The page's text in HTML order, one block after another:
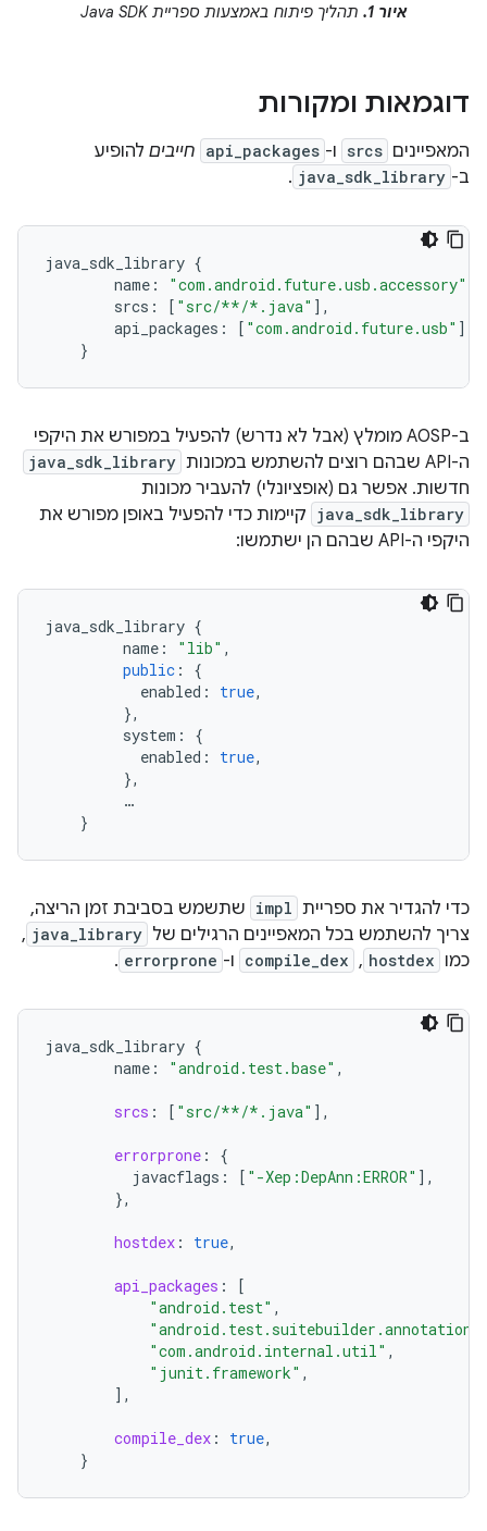
איור 1. תהליך פיתוח באמצעות ספריית Java SDK
דוגמאות ומקורות
המאפיינים srcs ו- api_packages חייבים להופיע
ב- java_sdk_library
.
java_sdk_library {
name : "com.android.future.usb.accessory"
srcs : [ "src/**/*.java" ] ,
api_packages : [ "com.android.future.usb" ]
}
ב-AOSP מומלץ (אבל לא נדרש) להפעיל במפורש את היקפי
ה-API שבהם רוצים להשתמש במכונות
java_sdk_library
חדשות. אפשר גם (אופציונלי) להעביר מכונות
java_sdk_library קיימות כדי להפעיל באופן מפורש את
היקפי ה-API שבהם הן ישתמשו:
java_sdk_library {
name : "lib" ,
public :
{
enabled : true,
},
system :
{
enabled : true,
},
…
}
כדי להגדיר את ספריית impl שתשמש בסביבת זמן הריצה,
צריך להשתמש בכל המאפיינים הרגילים של java_library
,
כמו hostdex
,‏
compile_dex ו- errorprone
.
java_sdk_library {
name : "android.test.base" ,
srcs : [ "src/**/*.java" ] ,
errorprone :
{
javacflags : [ "-Xep:DepAnn:ERROR" ] ,
},
hostdex : true,
api_packages :
[
"android.test" ,
"android.test.suitebuilder.annotation"
"com.android.internal.util" ,
"junit.framework" ,
] ,
compile_dex : true,
}